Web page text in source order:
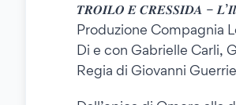
𝑻𝑹𝑶𝑰𝑳𝑶 𝑬 𝑪𝑹𝑬𝑺𝑺𝑰𝑫𝑨 –
Produzione Compagnia
Di e con Gabrielle Carli,
Regia di Giovanni